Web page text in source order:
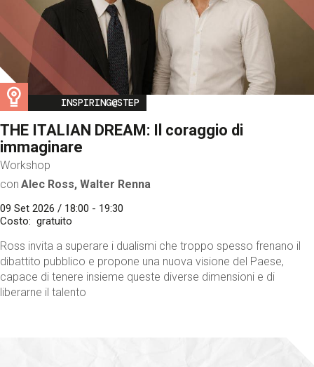
Image
INSPIRING@STEP
THE ITALIAN DREAM: Il coraggio di
immaginare
Workshop
con Alec Ross, Walter Renna
09 Set 2026 / 18:00 - 19:30
Costo
gratuito
Ross invita a superare i dualismi che troppo spesso frenano il
dibattito pubblico e propone una nuova visione del Paese,
capace di tenere insieme queste diverse dimensioni e di
liberarne il talento